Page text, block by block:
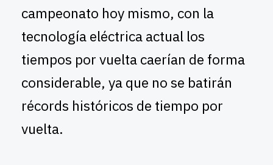
campeonato hoy mismo, con la
tecnología eléctrica actual los
tiempos por vuelta caerían de forma
considerable, ya que no se batirán
récords históricos de tiempo por
vuelta.